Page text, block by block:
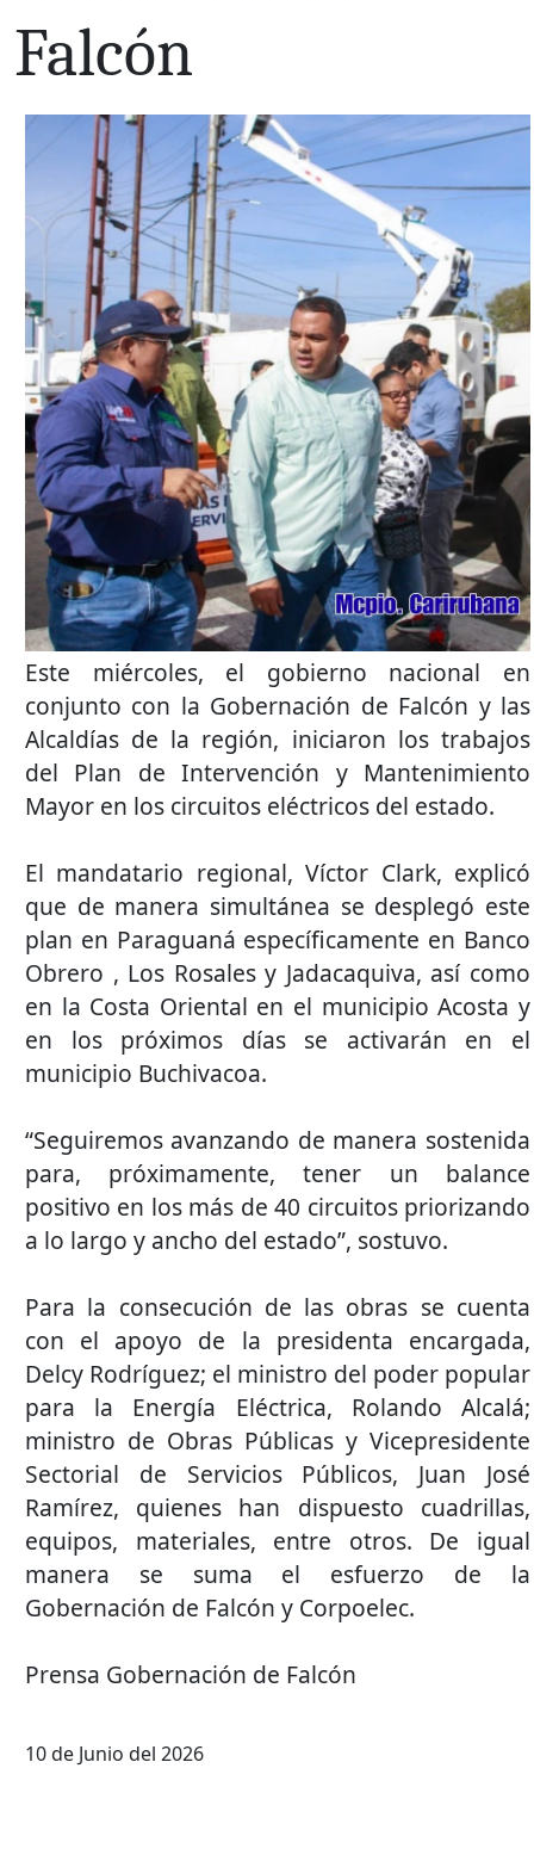
Falcón
Este miércoles, el gobierno nacional en
conjunto con la Gobernación de Falcón y las
Alcaldías de la región, iniciaron los trabajos
del Plan de Intervención y Mantenimiento
Mayor en los circuitos eléctricos del estado.
El mandatario regional, Víctor Clark, explicó
que de manera simultánea se desplegó este
plan en Paraguaná específicamente en Banco
Obrero , Los Rosales y Jadacaquiva, así como
en la Costa Oriental en el municipio Acosta y
en los próximos días se activarán en el
municipio Buchivacoa.
“Seguiremos avanzando de manera sostenida
para, próximamente, tener un balance
positivo en los más de 40 circuitos priorizando
a lo largo y ancho del estado”, sostuvo.
Para la consecución de las obras se cuenta
con el apoyo de la presidenta encargada,
Delcy Rodríguez; el ministro del poder popular
para la Energía Eléctrica, Rolando Alcalá;
ministro de Obras Públicas y Vicepresidente
Sectorial de Servicios Públicos, Juan José
Ramírez, quienes han dispuesto cuadrillas,
equipos, materiales, entre otros. De igual
manera se suma el esfuerzo de la
Gobernación de Falcón y Corpoelec.
Prensa Gobernación de Falcón
10 de Junio del 2026